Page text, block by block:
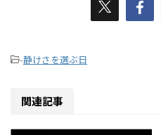
-静けさを選ぶ日
関連記事